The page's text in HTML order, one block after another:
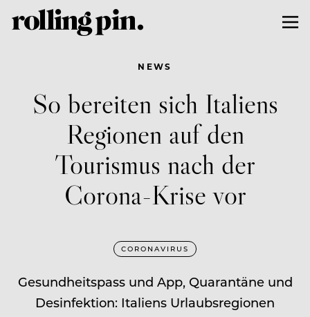
NEWS
So bereiten sich Italiens
Regionen auf den
Tourismus nach der
Corona-Krise vor
CORONAVIRUS
Gesundheitspass und App, Quarantäne und
Desinfektion: Italiens Urlaubsregionen